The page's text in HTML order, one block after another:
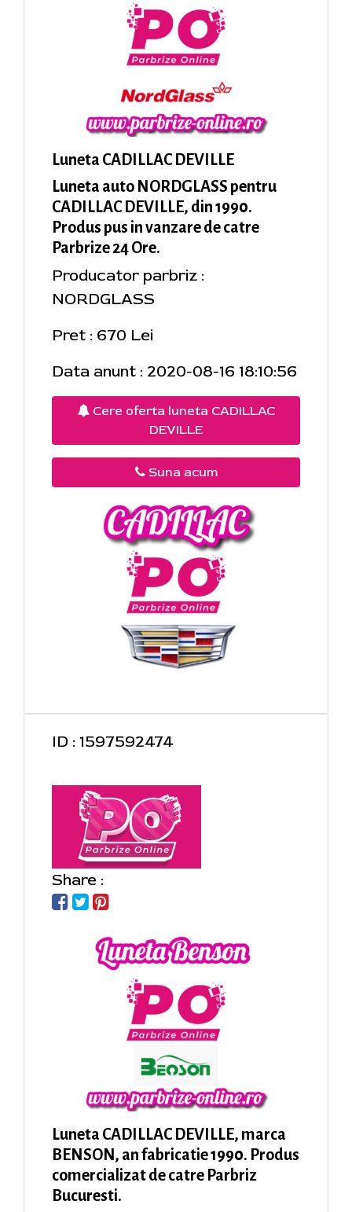
Luneta CADILLAC DEVILLE
Luneta auto NORDGLASS pentru
CADILLAC DEVILLE, din 1990.
Produs pus in vanzare de catre
Parbrize 24 Ore.
Producator parbriz :
NORDGLASS
Pret : 670 Lei
Data anunt : 2020-08-16 18:10:56
Cere oferta luneta CADILLAC
DEVILLE
Suna acum
ID : 1597592474
Share :
Luneta CADILLAC DEVILLE, marca
BENSON, an fabricatie 1990. Produs
comercializat de catre Parbriz
Bucuresti.